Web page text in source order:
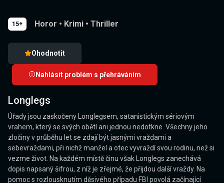
15+ Horor • Krimi • Thriller
Ohodnotit
Nahlásit problém s přehráváním
Longlegs
Úřady jsou zaskočeny Longlegsem, satanistickým sériovým
vrahem, který se svých obětí ani jednou nedotkne. Všechny jeho
zločiny v průběhu let se zdají být jasnými vraždami a
sebevraždami, při nichž manžel a otec vyvraždí svou rodinu, než si
vezme život. Na každém místě činu však Longlegs zanechává
dopis napsaný šifrou, z níž je zřejmé, že přijdou další vraždy. Na
pomoc s rozlousknutím děsivého případu FBI povolá začínající